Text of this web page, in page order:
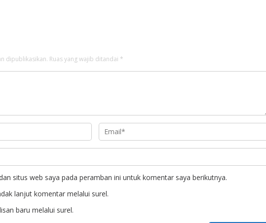
dipublikasikan. Ruas yang wajib ditandai *
situs web saya pada peramban ini untuk komentar saya berikutnya.
lanjut komentar melalui surel.
baru melalui surel.